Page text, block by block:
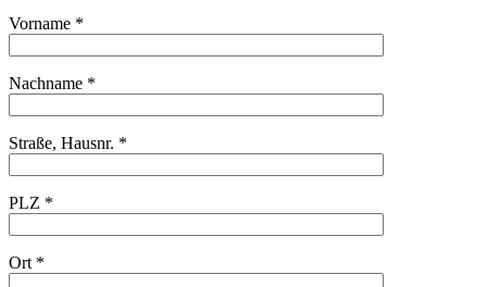
Vorname *
Nachname *
Straße, Hausnr. *
PLZ *
Ort *